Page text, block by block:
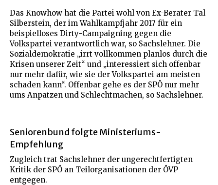
Das Knowhow hat die Partei wohl von Ex-Berater Tal
Silberstein, der im Wahlkampfjahr 2017 für ein
beispielloses Dirty-Campaigning gegen die
Volkspartei verantwortlich war, so Sachslehner. Die
Sozialdemokratie „irrt vollkommen planlos durch die
Krisen unserer Zeit“ und „interessiert sich offenbar
nur mehr dafür, wie sie der Volkspartei am meisten
schaden kann“. Offenbar gehe es der SPÖ nur mehr
ums Anpatzen und Schlechtmachen, so Sachslehner.
Seniorenbund folgte Ministeriums-
Empfehlung
Zugleich trat Sachslehner der ungerechtfertigten
Kritik der SPÖ an Teilorganisationen der ÖVP
entgegen.